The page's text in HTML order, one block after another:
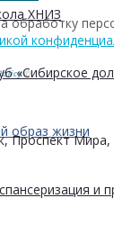
ХНИЗ
«Сибирское
образ жизни
и
обработку
©
Проспект